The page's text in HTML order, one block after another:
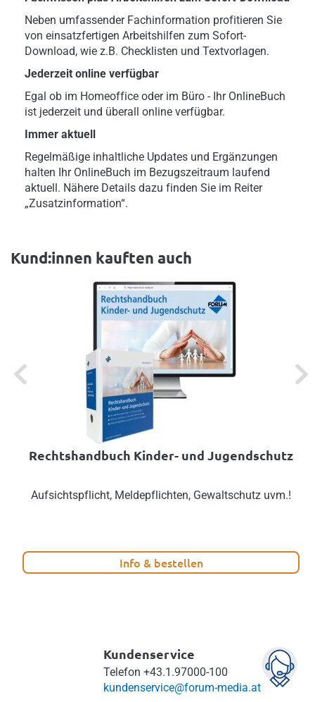
Neben umfassender Fachinformation profitieren Sie
von einsatzfertigen Arbeitshilfen zum Sofort-
Download, wie z.B. Checklisten und Textvorlagen.
Jederzeit online verfügbar
Egal ob im Homeoffice oder im Büro - Ihr OnlineBuch
ist jederzeit und überall online verfügbar.
Immer aktuell
Regelmäßige inhaltliche Updates und Ergänzungen
halten Ihr OnlineBuch im Bezugszeitraum laufend
aktuell. Nähere Details dazu finden Sie im Reiter
„Zusatzinformation“.
Kund:innen kauften auch
Previous Next
Rechtshandbuch Kinder- und Jugendschutz
Aufsichtspflicht, Meldepflichten, Gewaltschutz uvm.!
Info & bestellen
Kundenservice
Telefon +43.1.97000-100
kundenservice@forum-media.at